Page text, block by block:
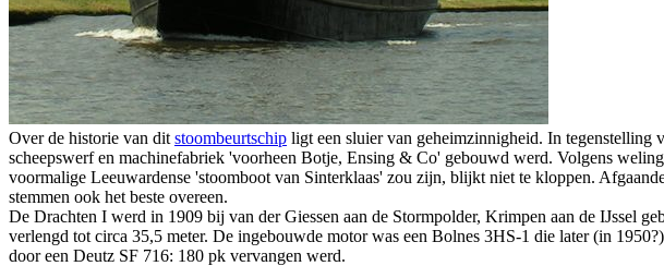
Over de historie van dit stoombeurtschip ligt een sluier van geheimzinnigheid. In tegenstelling
scheepswerf en machinefabriek 'voorheen Botje, Ensing & Co' gebouwd werd. Volgens
voormalige Leeuwardense 'stoomboot van Sinterklaas' zou zijn, blijkt niet te kloppen.
stemmen ook het beste overeen.
De Drachten I werd in 1909 bij van der Giessen aan de Stormpolder, Krimpen aan de IJssel
verlengd tot circa 35,5 meter. De ingebouwde motor was een Bolnes 3HS-1 die later (in 1950?)
door een Deutz SF 716: 180 pk vervangen werd.